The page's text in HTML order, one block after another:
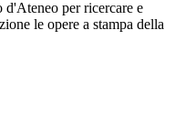
per ricercare e
le opere a stampa della